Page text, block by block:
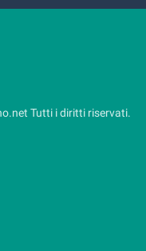
Tutti i diritti riservati.